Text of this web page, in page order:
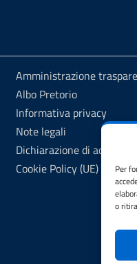
Per
o
Amministrazione
Albo Pretorio
Informativa privacy
Note legali
Dichiarazione di
Cookie Policy (UE)